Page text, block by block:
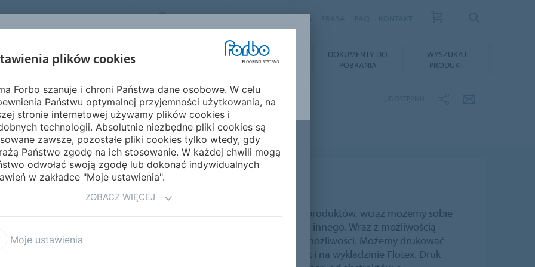
FORBO FLOORING SYSTEMS POLAND
INSPIRACJE I
REALIZACJE
MONTAŻ I
PIELĘGNACJA
DOKUMENTY DO
POBRANIA
WYSZUKAJ
PRODUKT
Coś innego
Chociaż mamy bardzo szeroką gamę produktów, wciąż możemy sobie
wyobrazić, że szukasz czegoś zupełnie innego. Wraz z możliwością
druku cyfrowego pojawiają się nowe możliwości. Możemy drukować
zarówno na wykładzinie winylowej, jak i na wykładzinie Flotex. Druk
plików cookies
Forbo szanuje i chroni Państwa dane osobowe. W celu
Państwu optymalnej przyjemności użytkowania, na
stronie internetowej używamy plików cookies i
technologii. Absolutnie niezbędne pliki cookies są
zawsze, pozostałe pliki cookies tylko wtedy, gdy
Państwo zgodę na ich stosowanie. W każdej chwili mogą
odwołać swoją zgodę lub dokonać indywidualnych
w zakładce "Moje ustawienia".
ZOBACZ WIĘCEJ
Moje ustawienia